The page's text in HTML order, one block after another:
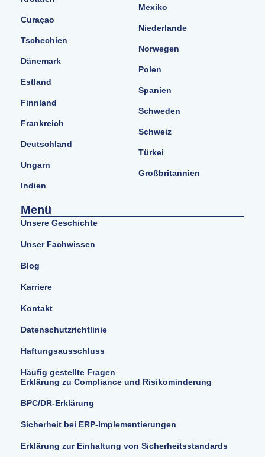
Curaçao
Tschechien
Dänemark
Estland
Finnland
Frankreich
Deutschland
Ungarn
Indien
Mexiko
Niederlande
Norwegen
Polen
Spanien
Schweden
Schweiz
Türkei
Großbritannien
Menü
Unsere Geschichte
Unser Fachwissen
Blog
Karriere
Kontakt
Datenschutzrichtlinie
Haftungsausschluss
Häufig gestellte Fragen
Erklärung zu Compliance und Risikominderung
BPC/DR-Erklärung
Sicherheit bei ERP-Implementierungen
Erklärung zur Einhaltung von Sicherheitsstandards